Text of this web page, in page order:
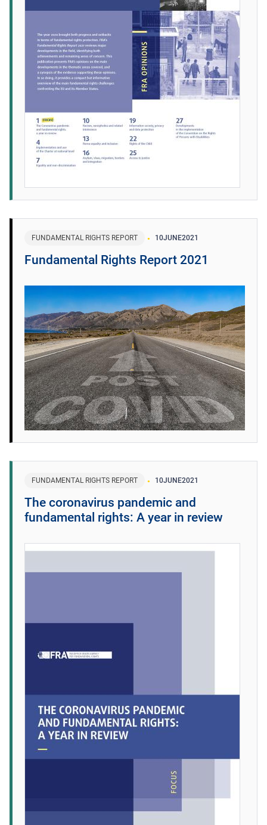
FUNDAMENTAL RIGHTS REPORT 10JUNE2021
Fundamental Rights Report 2021
FUNDAMENTAL RIGHTS REPORT 10JUNE2021
The coronavirus pandemic and
fundamental rights: A year in review